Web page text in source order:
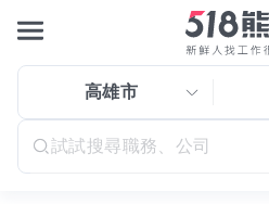
高雄市